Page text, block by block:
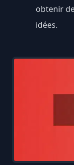
obtenir
idées.